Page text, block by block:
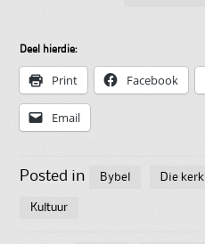
Deel hierdie:
Print Facebook
Email
Posted in Bybel Die kerk
Kultuur